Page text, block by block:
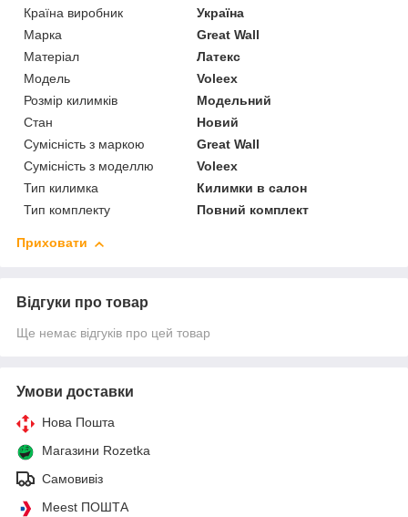
Країна виробник
Україна
Марка
Great Wall
Матеріал
Латекс
Модель
Voleex
Розмір килимків
Модельний
Стан
Новий
Сумісність з маркою
Great Wall
Сумісність з моделлю
Voleex
Тип килимка
Килимки в салон
Тип комплекту
Повний комплект
Приховати
Відгуки про товар
Ще немає відгуків про цей товар
Умови доставки
Нова Пошта
Магазини Rozetka
Самовивіз
Meest ПОШТА